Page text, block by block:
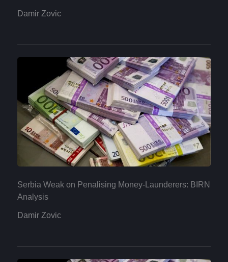
Damir Zovic
Serbia Weak on Penalising Money-Launderers: BIRN
Analysis
Damir Zovic